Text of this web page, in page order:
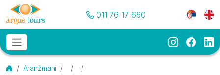
Pozovite nas
011 76 17 660 Meni
Osnovni meni
MENU
Instagram
Početna
Aranžmani